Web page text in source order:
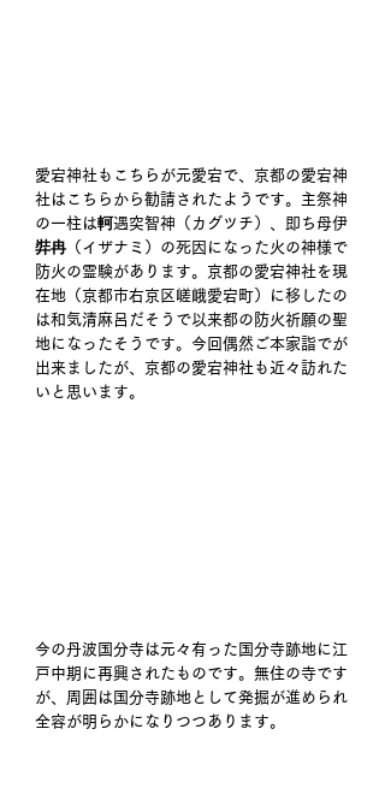
愛宕神社もこちらが元愛宕で、京都の愛宕神
社はこちらから勧請されたようです。主祭神
の一柱は軻遇突智神（カグツチ）、即ち母伊
弉冉（イザナミ）の死因になった火の神様で
防火の霊験があります。京都の愛宕神社を現
在地（京都市右京区嵯峨愛宕町）に移したの
は和気清麻呂だそうで以来都の防火祈願の聖
地になったそうです。今回偶然ご本家詣でが
出来ましたが、京都の愛宕神社も近々訪れた
いと思います。
今の丹波国分寺は元々有った国分寺跡地に江
戸中期に再興されたものです。無住の寺です
が、周囲は国分寺跡地として発掘が進められ
全容が明らかになりつつあります。